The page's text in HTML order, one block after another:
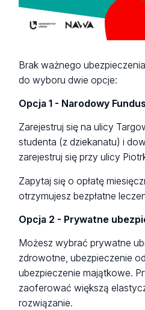
Brak ważnego
do wyboru dwie opcje:
Opcja 1 - Narodowy
Zarejestruj się na ulicy
studenta (z dziekanatu) i
zarejestruj się przy ulicy
Zapytaj się o opłatę
otrzymujesz bezpłatne
Opcja 2 - Prywatne
Możesz wybrać prywatne
zdrowotne, ubezpieczenie
ubezpieczenie majątkowe.
zaoferować większą
rozwiązanie.